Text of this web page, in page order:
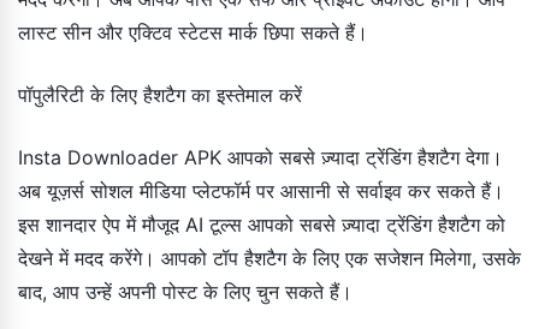
लास्ट सीन और एक्टिव स्टेटस मार्क छिपा सकते हैं।
पॉपुलैरिटी के लिए हैशटैग का इस्तेमाल करें
Insta Downloader APK आपको सबसे ज़्यादा ट्रेंडिंग हैशटैग देगा।
अब यूज़र्स सोशल मीडिया प्लेटफॉर्म पर आसानी से सर्वाइव कर सकते हैं।
इस शानदार ऐप में मौजूद AI टूल्स आपको सबसे ज़्यादा ट्रेंडिंग हैशटैग को
देखने में मदद करेंगे। आपको टॉप हैशटैग के लिए एक सजेशन मिलेगा, उसके
बाद, आप उन्हें अपनी पोस्ट के लिए चुन सकते हैं।